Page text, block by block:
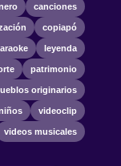
canciones
copiapó
leyenda
patrimonio
originarios
videoclip
videos musicales